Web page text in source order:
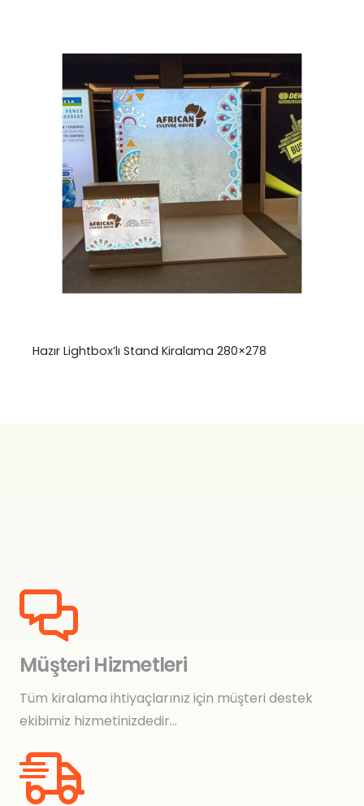
Hazır Lightbox’lı Stand Kiralama 280×278
Müşteri Hizmetleri
Tüm kiralama ihtiyaçlarınız için müşteri destek
ekibimiz hizmetinizdedir…